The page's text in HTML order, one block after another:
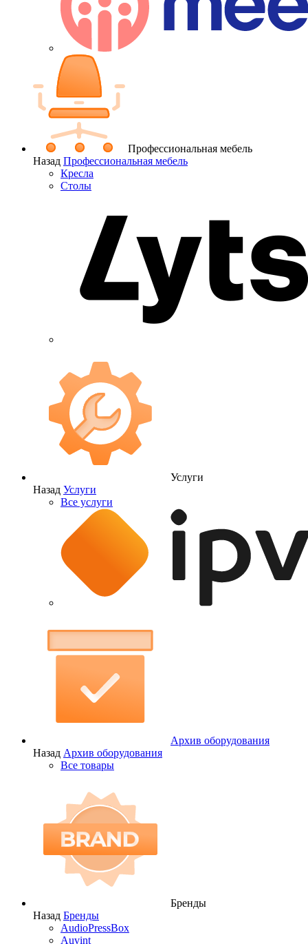
Профессиональная мебель
Назад Профессиональная мебель
Кресла
Столы
Услуги
Назад Услуги
Все услуги
Архив оборудования
Назад Архив оборудования
Все товары
Бренды
Назад Бренды
AudioPressBox
Auvint